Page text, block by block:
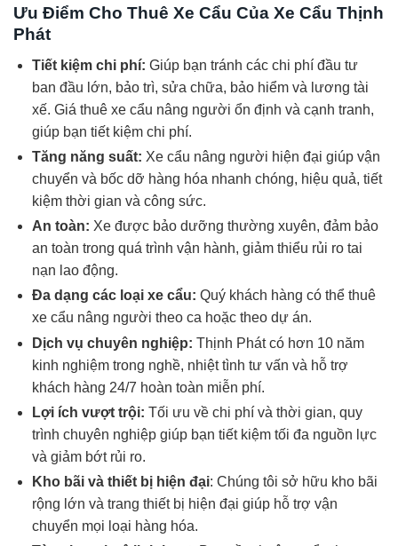
Ưu Điểm Cho Thuê Xe Cẩu Của Xe Cẩu Thịnh
Phát
Tiết kiệm chi phí: Giúp bạn tránh các chi phí đầu tư
ban đầu lớn, bảo trì, sửa chữa, bảo hiểm và lương tài
xế. Giá thuê xe cẩu nâng người ổn định và cạnh tranh,
giúp bạn tiết kiệm chi phí.
Tăng năng suất: Xe cẩu nâng người hiện đại giúp vận
chuyển và bốc dỡ hàng hóa nhanh chóng, hiệu quả, tiết
kiệm thời gian và công sức.
An toàn: Xe được bảo dưỡng thường xuyên, đảm bảo
an toàn trong quá trình vận hành, giảm thiểu rủi ro tai
nạn lao động.
Đa dạng các loại xe cẩu: Quý khách hàng có thể thuê
xe cẩu nâng người theo ca hoặc theo dự án.
Dịch vụ chuyên nghiệp: Thịnh Phát có hơn 10 năm
kinh nghiệm trong nghề, nhiệt tình tư vấn và hỗ trợ
khách hàng 24/7 hoàn toàn miễn phí.
Lợi ích vượt trội: Tối ưu về chi phí và thời gian, quy
trình chuyên nghiệp giúp bạn tiết kiệm tối đa nguồn lực
và giảm bớt rủi ro.
Kho bãi và thiết bị hiện đại: Chúng tôi sở hữu kho bãi
rộng lớn và trang thiết bị hiện đại giúp hỗ trợ vận
chuyển mọi loại hàng hóa.